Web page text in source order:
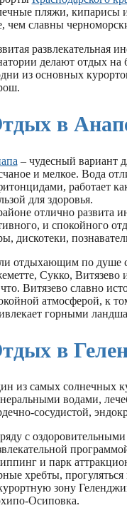
пляжи, кипарисы
чем славны
развлекательная
делают отдых
из основных
в
– чудесный вариант
и мелкое. Вода
работает
для здоровья.
отлично развита
и спокойного
дискотеки,
отдыхающим по душе
Сукко, Витязево
Витязево славно
атмосферой, к
горными
в
из самых солнечных
водами,
сосудистой,
с
и парк
хребты,
зону
Осиповка.